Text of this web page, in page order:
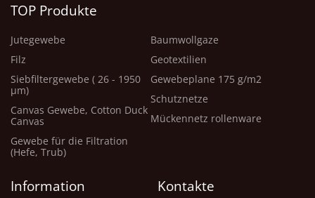
TOP Produkte
Jutegewebe
Filz
Siebfiltergewebe ( 26 - 1950
μm)
Canvas Gewebe, Cotton Duck
Canvas
Gewebe für die Filtration
(Hefe, Trub)
Baumwollgaze
Geotextilien
Gewebeplane 175 g/m2
Schutznetze
Mückennetz rollenware
Information Kontakte